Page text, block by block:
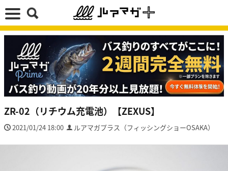
ZR-02（リチウム充電池）【ZEXUS】
2021/01/24 18:00 ルアマガプラス（フィッシングショーOSAKA）